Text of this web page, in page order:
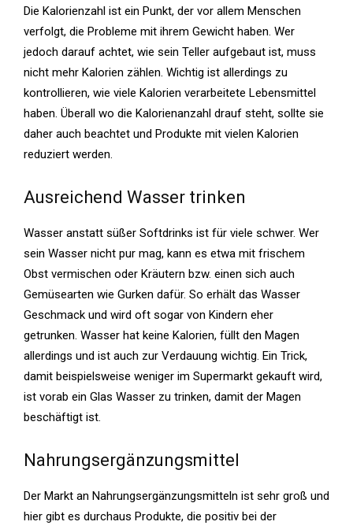
Die Kalorienzahl ist ein Punkt, der vor allem Menschen
verfolgt, die Probleme mit ihrem Gewicht haben. Wer
jedoch darauf achtet, wie sein Teller aufgebaut ist, muss
nicht mehr Kalorien zählen. Wichtig ist allerdings zu
kontrollieren, wie viele Kalorien verarbeitete Lebensmittel
haben. Überall wo die Kalorienanzahl drauf steht, sollte sie
daher auch beachtet und Produkte mit vielen Kalorien
reduziert werden.
Ausreichend Wasser trinken
Wasser anstatt süßer Softdrinks ist für viele schwer. Wer
sein Wasser nicht pur mag, kann es etwa mit frischem
Obst vermischen oder Kräutern bzw. einen sich auch
Gemüsearten wie Gurken dafür. So erhält das Wasser
Geschmack und wird oft sogar von Kindern eher
getrunken. Wasser hat keine Kalorien, füllt den Magen
allerdings und ist auch zur Verdauung wichtig. Ein Trick,
damit beispielsweise weniger im Supermarkt gekauft wird,
ist vorab ein Glas Wasser zu trinken, damit der Magen
beschäftigt ist.
Nahrungsergänzungsmittel
Der Markt an Nahrungsergänzungsmitteln ist sehr groß und
hier gibt es durchaus Produkte, die positiv bei der